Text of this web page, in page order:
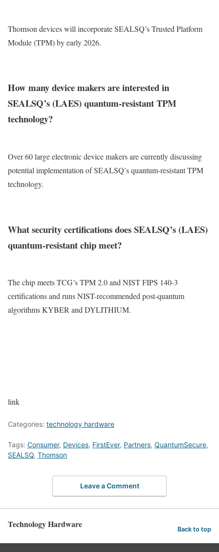
Thomson devices will incorporate SEALSQ’s Trusted Platform
Module (TPM) by early 2026.
How many device makers are interested in
SEALSQ’s (LAES) quantum-resistant TPM
technology?
Over 60 large electronic device makers are currently discussing
potential implementation of SEALSQ’s quantum-resistant TPM
technology.
What security certifications does SEALSQ’s (LAES)
quantum-resistant chip meet?
The chip meets TCG’s TPM 2.0 and NIST FIPS 140-3
certifications and runs NIST-recommended post-quantum
algorithms KYBER and DYLITHIUM.
link
Categories: technology hardware
Tags: Consumer, Devices, FirstEver, Partners, QuantumSecure,
SEALSQ, Thomson
Leave a Comment
Technology Hardware Back to top